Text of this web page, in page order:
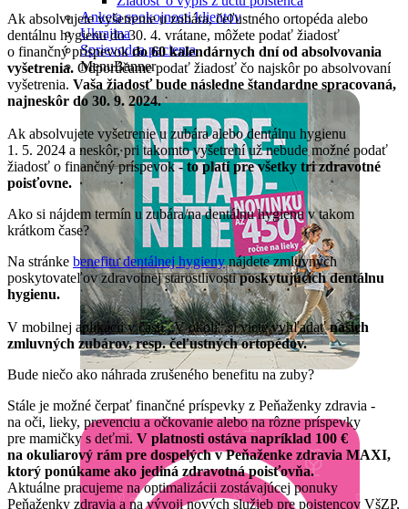
Anketa spokojnosti klientov
Ukrajina
Sprievodca pacienta
MenuBanner
Ak absolvujete vyšetrenie u zubára, čeľustného ortopéda alebo
dentálnu hygienu do 30. 4. vrátane, môžete podať žiadosť
o finančný príspevokdo 60 kalendárnych dní od absolvovania
vyšetrenia. Odporúčame podať žiadosť čo najskôr po absolvovaní
vyšetrenia. Vaša žiadosť bude následne štandardne spracovaná,
najneskôr do 30. 9. 2024.
Ak absolvujete vyšetrenie u zubára alebo dentálnu hygienu
1. 5. 2024 a neskôr, pri takomto vyšetrení už nebude možné podať
žiadosť o finančný príspevok - to platí pre všetky tri zdravotné
poisťovne.
Ako si nájdem termín u zubára/na dentálnu hygienu v takom
krátkom čase?
Na stránke benefitu dentálnej hygienynájdete zmluvných
poskytovateľov zdravotnej starostlivostiposkytujúcich dentálnu
hygienu.
V mobilnej aplikácii v časti „V okolí“ si viete vyhľadaťnašich
zmluvných zubárov, resp. čeľustných ortopédov.
Bude niečo ako náhrada zrušeného benefitu na zuby?
Stále je možné čerpať finančné príspevky z Peňaženky zdravia -
na oči, lieky, prevenciu a očkovanie alebo na rôzne príspevky
pre mamičky s deťmi. V platnosti ostáva napríklad 100 €
na okuliarový rám pre dospelých v Peňaženke zdravia MAXI,
ktorý ponúkame ako jediná zdravotná poisťovňa.
Aktuálne pracujeme na optimalizácii zostávajúcej ponuky
Peňaženky zdravia a na vývoji nových služieb pre poistencov VšZP,